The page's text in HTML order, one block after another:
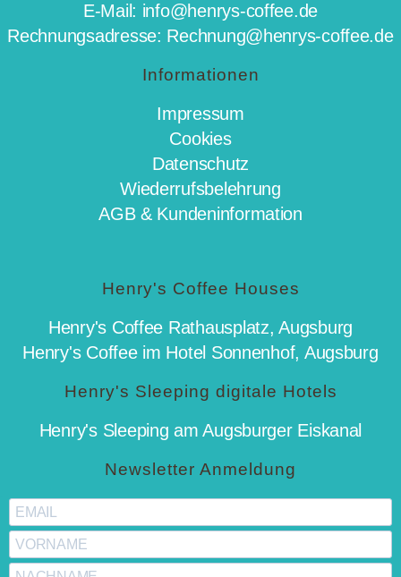
E-Mail: info@henrys-coffee.de
Rechnungsadresse: Rechnung@henrys-coffee.de
Informationen
Impressum
Cookies
Datenschutz
Wiederrufsbelehrung
AGB & Kundeninformation
Henry's Coffee Houses
Henry's Coffee Rathausplatz, Augsburg
Henry's Coffee im Hotel Sonnenhof, Augsburg
Henry's Sleeping digitale Hotels
Henry's Sleeping am Augsburger Eiskanal
Newsletter Anmeldung